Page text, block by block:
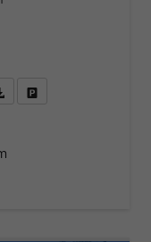
Sie an
Angebot drucken (PDF)